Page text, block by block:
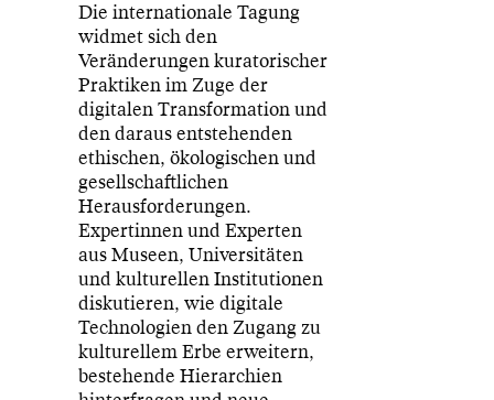
Die internationale Tagung
widmet sich den
Veränderungen kuratorischer
Praktiken im Zuge der
digitalen Transformation und
den daraus entstehenden
ethischen, ökologischen und
gesellschaftlichen
Herausforderungen.
Expertinnen und Experten
aus Museen, Universitäten
und kulturellen Institutionen
diskutieren, wie digitale
Technologien den Zugang zu
kulturellem Erbe erweitern,
bestehende Hierarchien